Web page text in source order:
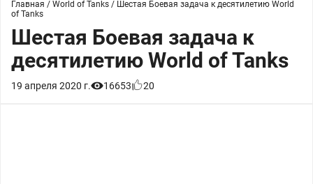
Главная / World of Tanks / Шестая Боевая задача к десятилетию World
of Tanks
Шестая Боевая задача к
десятилетию World of Tanks
19 апреля 2020 г. 16653 20